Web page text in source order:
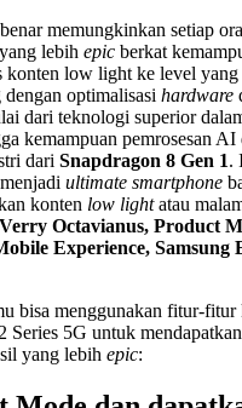
memungkinkan setiap
lebih epic berkat
konten low light ke level
optimalisasi hardware
dari teknologi superior
kemampuan pemrosesan AI
dari Snapdragon 8 Gen 1.
ultimate smartphone
konten low lightatau
Verry Octavianus, Product
Experience, Samsung
bisa menggunakan fitur-fitur
Series 5G untuk
yang lebih epic: